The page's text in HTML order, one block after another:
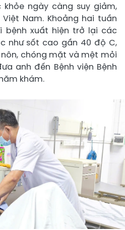
ngày càng suy giảm,
Nam. Khoảng hai tuần
bệnh xuất hiện trở lại các
như sốt cao gần 40 độ C,
chóng mặt và mệt mỏi
anh đến Bệnh viện Bệnh
khám.